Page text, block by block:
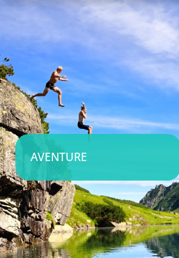
AVENTURE